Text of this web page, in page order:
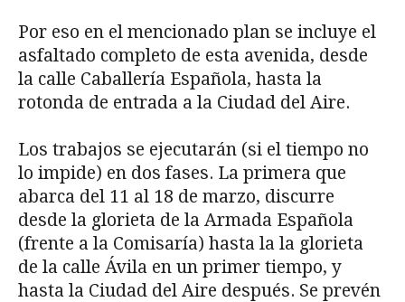
Por eso en el mencionado plan se incluye el
asfaltado completo de esta avenida, desde
la calle Caballería Española, hasta la
rotonda de entrada a la Ciudad del Aire.
Los trabajos se ejecutarán (si el tiempo no
lo impide) en dos fases. La primera que
abarca del 11 al 18 de marzo, discurre
desde la glorieta de la Armada Española
(frente a la Comisaría) hasta la la glorieta
de la calle Ávila en un primer tiempo, y
hasta la Ciudad del Aire después. Se prevén